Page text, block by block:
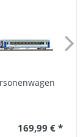
169,99 € *